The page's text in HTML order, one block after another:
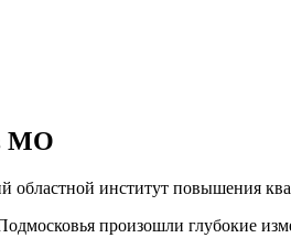
МО
областной институт повышения
произошли глубокие